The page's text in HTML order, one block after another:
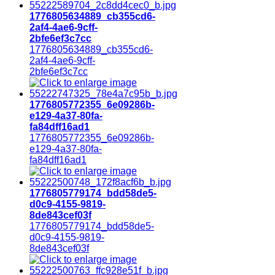
1776805634889_cb355cd6-
2af4-4ae6-9cff-
2bfe6ef3c7cc
1776805634889_cb355cd6-
2af4-4ae6-9cff-
2bfe6ef3c7cc
1776805772355_6e09286b-
e129-4a37-80fa-
fa84dff16ad1
1776805772355_6e09286b-
e129-4a37-80fa-
fa84dff16ad1
1776805779174_bdd58de5-
d0c9-4155-9819-
8de843cef03f
1776805779174_bdd58de5-
d0c9-4155-9819-
8de843cef03f